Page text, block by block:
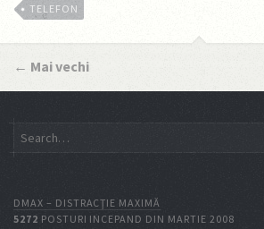
TELEFON
← Mai vechi
DMAX – DISTRACŢIE MAXIMĂ
5272 POSTURI INCEPAND DIN MARTIE 2008